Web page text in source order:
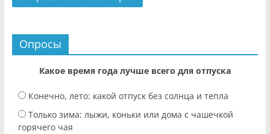
Опросы
Какое время года лучше всего для отпуска
Конечно, лето: какой отпуск без солнца и тепла
Только зима: лыжи, коньки или дома с чашечкой
горячего чая